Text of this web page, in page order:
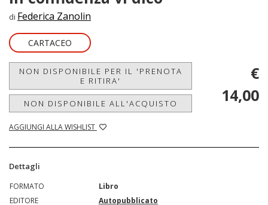
di Federica Zanolin
CARTACEO
NON DISPONIBILE PER IL 'PRENOTA
E RITIRA'
NON DISPONIBILE ALL'ACQUISTO
AGGIUNGI ALLA WISHLIST
€
14,00
Dettagli
FORMATO
Libro
EDITORE
Autopubblicato